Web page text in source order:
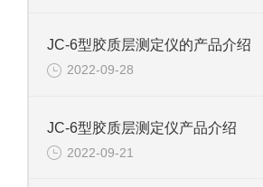
JC-6型胶质层测定仪的产品介绍
2022-09-28
JC-6型胶质层测定仪产品介绍
2022-09-21